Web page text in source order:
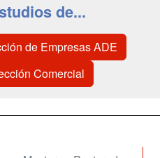
de...
de Empresas ADE
Comercial